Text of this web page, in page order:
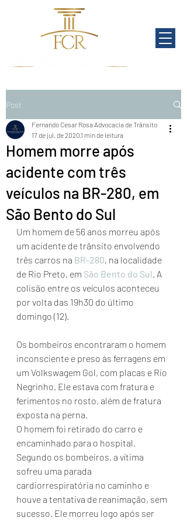
Post
Homem morre após
acidente com três
veículos na BR-280, em
São Bento do Sul
Fernando Cesar Rosa Advocacia de Trânsito
17 de jul. de 2020 1 min de leitura
Um homem de 56 anos morreu após
um acidente de trânsito envolvendo
três carros na BR-280, na localidade
de Rio Preto, em São Bento do Sul. A
colisão entre os veículos aconteceu
por volta das 19h30 do último
domingo (12).
Os bombeiros encontraram o homem
inconsciente e preso às ferragens em
um Volkswagem Gol, com placas e Rio
Negrinho. Ele estava com fratura e
ferimentos no rosto, além de fratura
exposta na perna.
O homem foi retirado do carro e
encaminhado para o hospital.
Segundo os bombeiros, a vítima
sofreu uma parada
cardiorrespiratória no caminho e
houve a tentativa de reanimação, sem
sucesso. Ele morreu logo após ser